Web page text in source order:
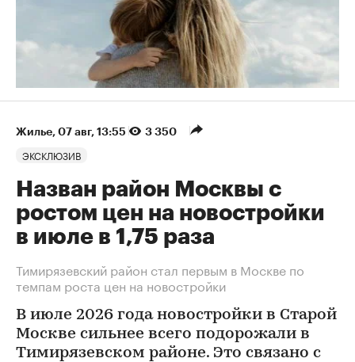
Жилье⁠, 07 авг, 13:55 3 350
ЭКСКЛЮЗИВ
Назван район Москвы с
ростом цен на новостройки
в июле в 1,75 раза
Тимирязевский район стал первым в Москве по
темпам роста цен на новостройки
В июле 2026 года новостройки в Старой
Москве сильнее всего подорожали в
Тимирязевском районе. Это связано с